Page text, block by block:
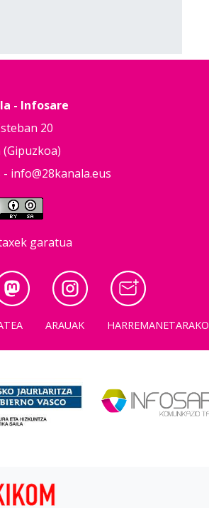
- Infosare
20
- info@28kanala.eus
garatua
ARAUAK HARREMANETARAKO